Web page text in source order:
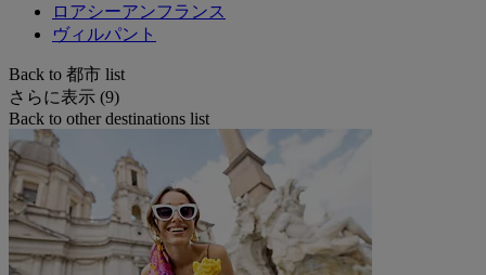
ロアシーアンフランス
ヴィルパント
Back to 都市 list
さらに表示 (9)
Back to other destinations list